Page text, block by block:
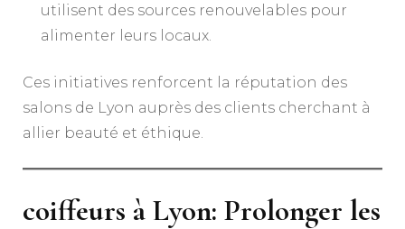
utilisent des sources renouvelables pour
alimenter leurs locaux.
Ces initiatives renforcent la réputation des
salons de Lyon auprès des clients cherchant à
allier beauté et éthique.
coiffeurs à Lyon: Prolonger les